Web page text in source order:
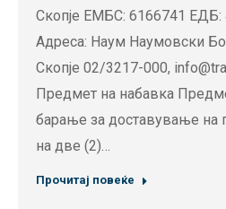
Скопје ЕМБС: 6166741 ЕДБ:
Адреса: Наум Наумовски
Скопје 02/3217-000,
Предмет на набавка
барање за доставување на
на две (2)…
Прочитај повеќе